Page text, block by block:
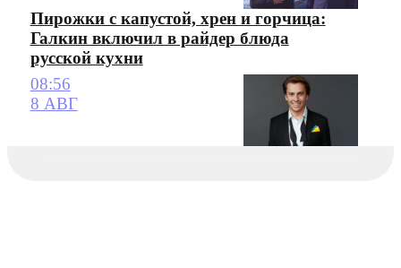
Пирожки с капустой, хрен и горчица:
Галкин включил в райдер блюда
русской кухни
08:56
8 АВГ